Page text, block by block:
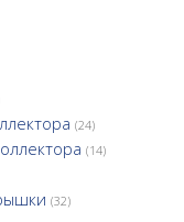
(24)
(14)
(32)